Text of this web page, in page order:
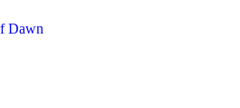
Dawn